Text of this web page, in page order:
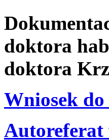
doktora
doktora
Wniosek